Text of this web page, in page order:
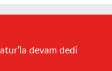
devam dedi